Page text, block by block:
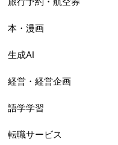
本・漫画
生成AI
経営・経営企画
語学学習
転職サービス